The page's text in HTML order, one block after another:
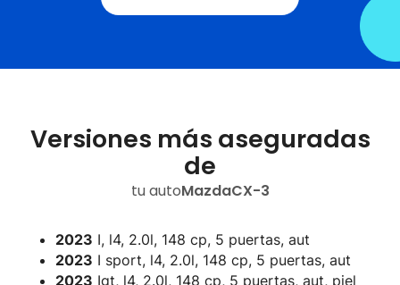
Versiones más aseguradas
de
tu autoMazdaCX-3
2023 I, l4, 2.0l, 148 cp, 5 puertas, aut
2023 I sport, l4, 2.0l, 148 cp, 5 puertas, aut
2023 Igt, l4, 2.0l, 148 cp, 5 puertas, aut, piel